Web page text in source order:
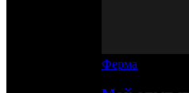
Ферма